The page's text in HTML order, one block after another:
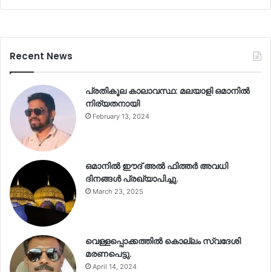
Recent News
പ്രതികൂല കാലാവസ്ഥ: മലയാളി ഒമാനിൽ
നിര്യതനായി
February 13, 2024
ഒമാനിൽ ഈദ് അൽ ഫിത്തർ അവധി
ദിനങ്ങൾ പ്രഖ്യാപിച്ചു.
March 23, 2025
വെള്ളപ്പൊക്കത്തിൽ കൊല്ലം സ്വദേശി
മരണപെട്ടു.
April 14, 2024